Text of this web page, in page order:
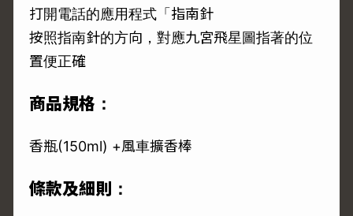
打開電話的應用程式「指南針
按照指南針的方向，對應九宮飛星圖指著的位
置便正確
商品規格：
香瓶(150ml) +風車擴香棒
條款及細則：